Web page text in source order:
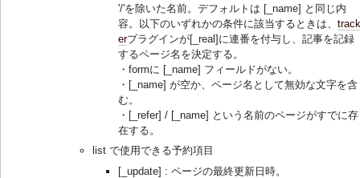
'/'を除いた名前。デフォルトは [_name] と同じ内
容。以下のいずれかの条件に該当するときは、 track
erプラグインが[_real]に連番を付与し、記事を記録
するページ名を決定する。
・formに [_name] フィールドがない。
・[_name] が空か、ページ名として無効な文字を含
む。
・[_refer] / [_name] という名前のページがすでに存
在する。
list で使用できる予約項目
[_update] : ページの最終更新日時。